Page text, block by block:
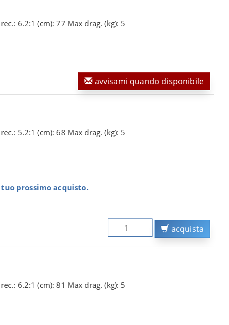
6.2:1 (cm): 77 Max drag. (kg): 5
avvisami quando disponibile
5.2:1 (cm): 68 Max drag. (kg): 5
prossimo acquisto.
acquista
6.2:1 (cm): 81 Max drag. (kg): 5